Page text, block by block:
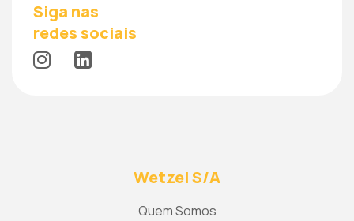
Siga nas
redes sociais
Wetzel S/A
Quem Somos